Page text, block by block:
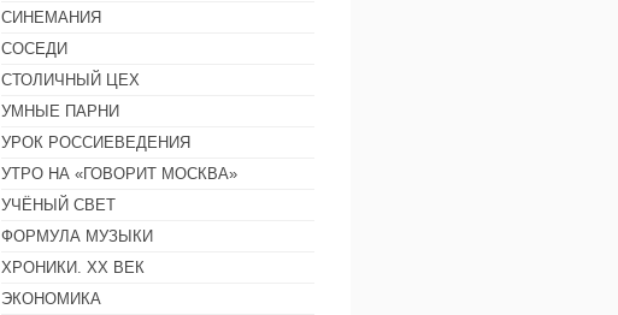
СИНЕМАНИЯ
СОСЕДИ
СТОЛИЧНЫЙ ЦЕХ
УМНЫЕ ПАРНИ
УРОК РОССИЕВЕДЕНИЯ
УТРО НА «ГОВОРИТ МОСКВА»
УЧЁНЫЙ СВЕТ
ФОРМУЛА МУЗЫКИ
ХРОНИКИ. ХХ ВЕК
ЭКОНОМИКА